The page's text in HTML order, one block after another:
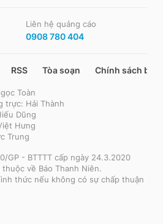
Liên hệ quảng cáo
0908 780 404
RSS Tòa soạn Chính sách bảo
Toàn
trực: Hải Thành
Dũng
Hưng
Trung
GP - BTTTT cấp ngày 24.3.2020
về Báo Thanh Niên.
thức nếu không có sự chấp thuận